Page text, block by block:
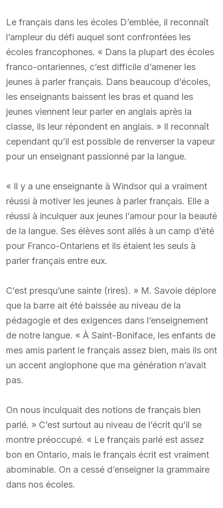
Le français dans les écoles D’emblée, il reconnaît
l’ampleur du défi auquel sont confrontées les
écoles francophones. « Dans la plupart des écoles
franco-ontariennes, c’est difficile d’amener les
jeunes à parler français. Dans beaucoup d’écoles,
les enseignants baissent les bras et quand les
jeunes viennent leur parler en anglais après la
classe, ils leur répondent en anglais. » Il reconnaît
cependant qu’il est possible de renverser la vapeur
pour un enseignant passionné par la langue.
« Il y a une enseignante à Windsor qui a vraiment
réussi à motiver les jeunes à parler français. Elle a
réussi à inculquer aux jeunes l’amour pour la beauté
de la langue. Ses élèves sont allés à un camp d’été
pour Franco-Ontariens et ils étaient les seuls à
parler français entre eux.
C’est presqu’une sainte (rires). » M. Savoie déplore
que la barre ait été baissée au niveau de la
pédagogie et des exigences dans l’enseignement
de notre langue. « À Saint-Boniface, les enfants de
mes amis parlent le français assez bien, mais ils ont
un accent anglophone que ma génération n’avait
pas.
On nous inculquait des notions de français bien
parlé. » C’est surtout au niveau de l’écrit qu’il se
montre préoccupé. « Le français parlé est assez
bon en Ontario, mais le français écrit est vraiment
abominable. On a cessé d’enseigner la grammaire
dans nos écoles.